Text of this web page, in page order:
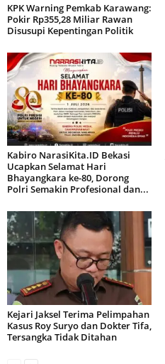
KPK Warning Pemkab Karawang:
Pokir Rp355,28 Miliar Rawan
Disusupi Kepentingan Politik
Kabiro NarasiKita.ID Bekasi
Ucapkan Selamat Hari
Bhayangkara ke-80, Dorong
Polri Semakin Profesional dan...
Kejari Jaksel Terima Pelimpahan
Kasus Roy Suryo dan Dokter Tifa,
Tersangka Tidak Ditahan